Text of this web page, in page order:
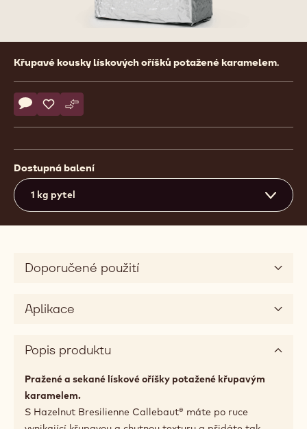
Product
information
Křupavé kousky lískových oříšků potažené karamelem.
Actions
Napsat komentář
- Hazelnut Bresilienne
Uložit
- Hazelnut Bresilienne
Srovnat
- Hazelnut Bresilienne
Dostupná balení
1 kg pytel
Doporučené použití
Aplikace
Popis produktu
Pražené a sekané lískové oříšky potažené křupavým
karamelem.
S Hazelnut Bresilienne Callebaut® máte po ruce